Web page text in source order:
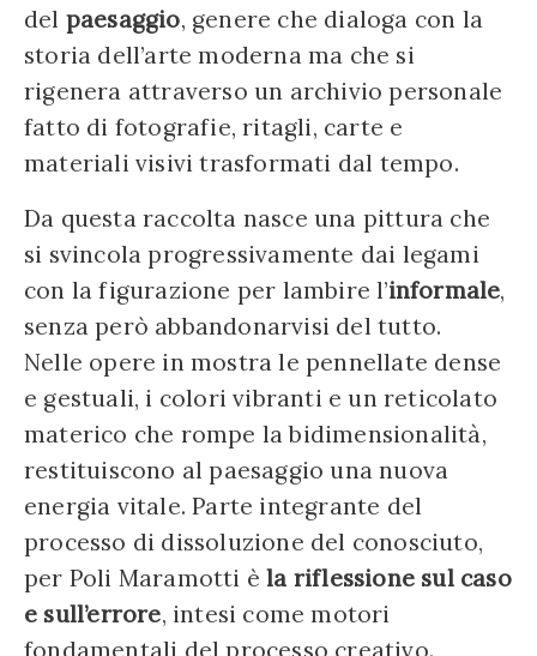
del paesaggio, genere che dialoga con la
storia dell’arte moderna ma che si
rigenera attraverso un archivio personale
fatto di fotografie, ritagli, carte e
materiali visivi trasformati dal tempo.
Da questa raccolta nasce una pittura che
si svincola progressivamente dai legami
con la figurazione per lambire l’informale,
senza però abbandonarvisi del tutto.
Nelle opere in mostra le pennellate dense
e gestuali, i colori vibranti e un reticolato
materico che rompe la bidimensionalità,
restituiscono al paesaggio una nuova
energia vitale. Parte integrante del
processo di dissoluzione del conosciuto,
per Poli Maramotti èla riflessione sul caso
e sull’errore, intesi come motori
fondamentali del processo creativo.